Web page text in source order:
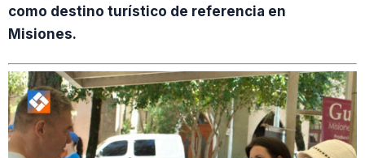
como destino turístico de referencia en
Misiones.